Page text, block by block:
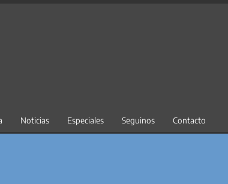
Noticias Especiales Seguinos Contacto